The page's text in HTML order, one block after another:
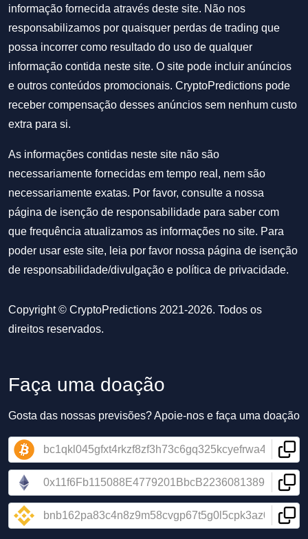
informação fornecida através deste site. Não nos
responsabilizamos por quaisquer perdas de trading que
possa incorrer como resultado do uso de qualquer
informação contida neste site. O site pode incluir anúncios
e outros conteúdos promocionais. CryptoPredictions pode
receber compensação desses anúncios sem nenhum custo
extra para si.
As informações contidas neste site não são
necessariamente fornecidas em tempo real, nem são
necessariamente exatas. Por favor, consulte a nossa
página de isenção de responsabilidade para saber com
que frequência atualizamos as informações no site. Para
poder usar este site, leia por favor nossa página de isenção
de responsabilidade/divulgação e política de privacidade.
Copyright © CryptoPredictions 2021-2026. Todos os
direitos reservados.
Faça uma doação
Gosta das nossas previsões? Apoie-nos e faça uma doação